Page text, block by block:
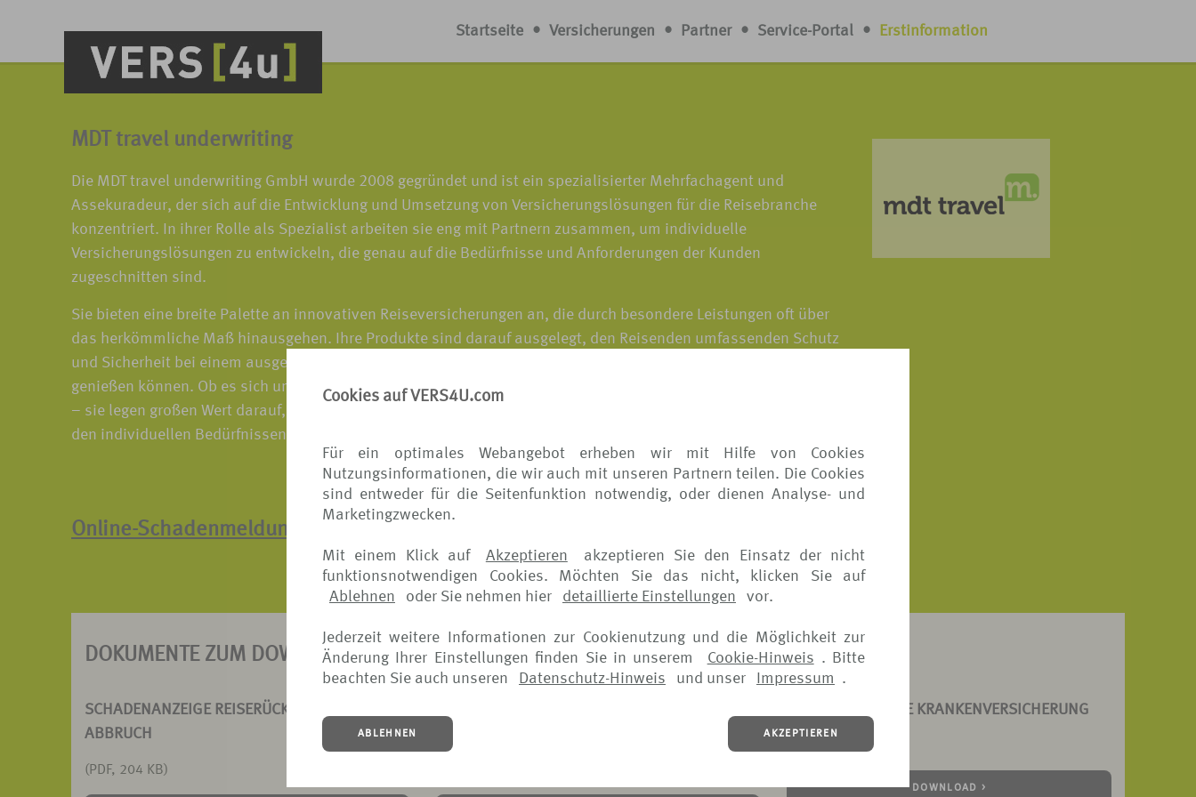
Cookies auf VERS4U.com
Für ein optimales Webangebot erheben wir mit Hilfe von Cookies
Nutzungsinformationen, die wir auch mit unseren Partnern teilen. Die Cookies
sind entweder für die Seitenfunktion notwendig, oder dienen Analyse- und
Marketingzwecken.
Mit einem Klick auf Akzeptieren
akzeptieren Sie den Einsatz der nicht
funktionsnotwendigen Cookies. Möchten Sie das nicht, klicken Sie auf
Ablehnen
oder Sie nehmen hier detaillierte Einstellungen vor.
Jederzeit weitere Informationen zur Cookienutzung und die Möglichkeit zur
Änderung Ihrer Einstellungen finden Sie in unserem
Cookie-Hinweis . Bitte
beachten Sie auch unseren
Datenschutz-Hinweis und unser Impressum .
ABLEHNEN AKZEPTIEREN
Startseite • Versicherungen • Partner • Service-Portal • Erstinformation
MDT travel underwriting
Die MDT travel underwriting GmbH wurde 2008 gegründet und ist ein spezialisierter Mehrfachagent und
Assekuradeur, der sich auf die Entwicklung und Umsetzung von Versicherungslösungen für die Reisebranche
konzentriert. In ihrer Rolle als Spezialist arbeiten sie eng mit Partnern zusammen, um individuelle
Versicherungslösungen zu entwickeln, die genau auf die Bedürfnisse und Anforderungen der Kunden
zugeschnitten sind.
Sie bieten eine breite Palette an innovativen Reiseversicherungen an, die durch besondere Leistungen oft über
das herkömmliche Maß hinausgehen. Ihre Produkte sind darauf ausgelegt, den Reisenden umfassenden Schutz
und Sicherheit bei einem ausgezeichneten Preis-Leistungs-Verhältnis zu bieten, damit sie ihre Reisen unbeschwert
genießen können. Ob es sich um Reiserücktritts-, Reiseabbruchversicherungen oder Versicherungspakete handelt
– sie legen großen Wert darauf, dass unsere Versicherungslösungen den höchsten Standards entsprechen und
den individuellen Bedürfnissen der Kunden gerecht werden.
Online-Schadenmeldung
DOKUMENTE ZUM DOWNLOAD
SCHADENANZEIGE REISERÜCKTRITT UND -
ABBRUCH
(PDF, 204 KB)
SCHADENANZEIGE KRANKENVERSICHERUNG
DOWNLOAD >